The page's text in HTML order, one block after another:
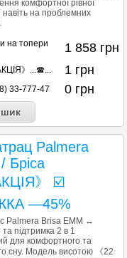
комфортної рівної
навіть на проблемних
на топери
1 858 грн
》...☎... 1 грн
33-777-47 0 грн
Palmera
Бріса
》 ☑️
—45%
Palmera Brisa ЕММ ↔
підтримка 2 в 1
для комфортного та
сну. Модель висотою 《22